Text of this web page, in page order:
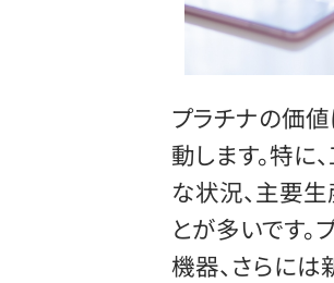
プラチナの価
動します。特
な状況、主要
とが多いです
機器、さらに